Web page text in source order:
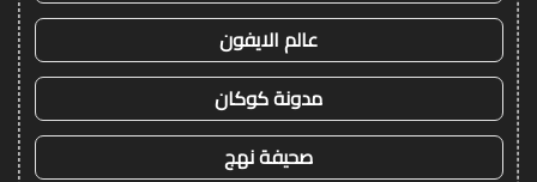
عالم الايفون
مدونة كوكان
صحيفة نهج